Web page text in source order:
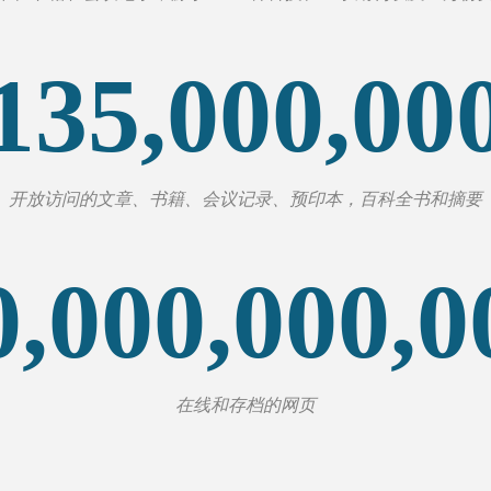
开放访问的文章、书籍、会议记录、预印本，百科全书和摘要
在线和存档的网页